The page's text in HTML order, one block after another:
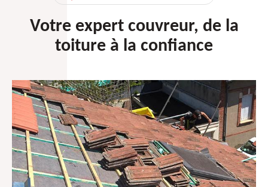
Votre expert couvreur, de la
toiture à la confiance